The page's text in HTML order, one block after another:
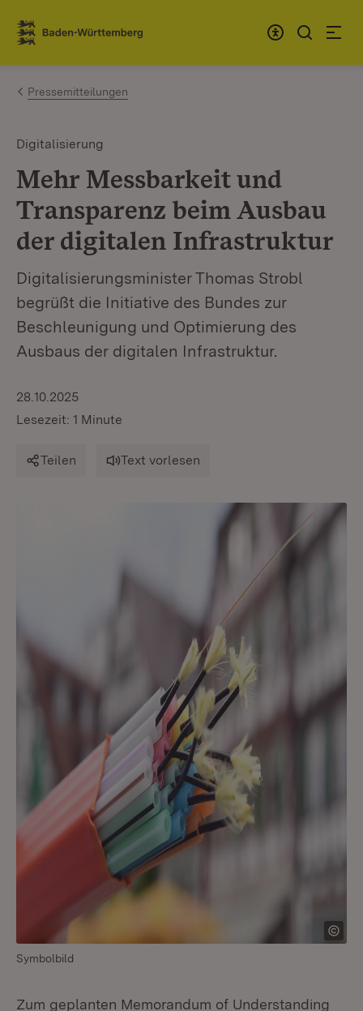
Zum Inhalt springen
Link zur Startseite
Pressemitteilungen
Digitalisierung
Mehr Messbarkeit und
Transparenz beim Ausbau
der digitalen Infrastruktur
Digitalisierungsminister Thomas Strobl
begrüßt die Initiative des Bundes zur
Beschleunigung und Optimierung des
Ausbaus der digitalen Infrastruktur.
28.10.2025
Lesezeit: 1 Minute
Teilen Text vorlesen
Symbolbild
Zum geplanten Memorandum of Understanding